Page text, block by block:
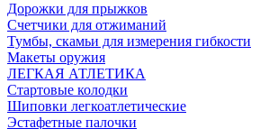
Дорожки для прыжков
Счетчики для отжиманий
Тумбы, скамьи для измерения гибкости
Макеты оружия
ЛЕГКАЯ АТЛЕТИКА
Стартовые колодки
Шиповки легкоатлетические
Эстафетные палочки